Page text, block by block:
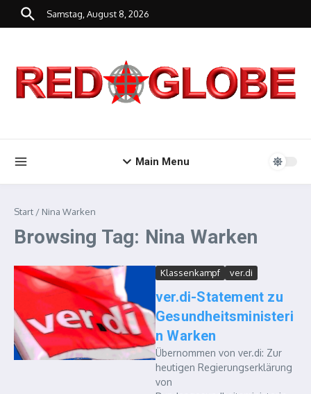
Zum Inhalt springen
Samstag, August 8, 2026
Main Menu
Start / Nina Warken
Browsing Tag: Nina Warken
Klassenkampf ver.di
ver.di-Statement zu
Gesundheitsministeri
n Warken
Übernommen von ver.di: Zur
heutigen Regierungserklärung
von